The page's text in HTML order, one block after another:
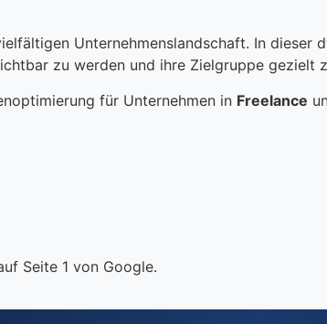
Unternehmenslandschaft. In dieser
zu werden und ihre Zielgruppe gezielt
für Unternehmen in Freelance
Seite 1 von Google.